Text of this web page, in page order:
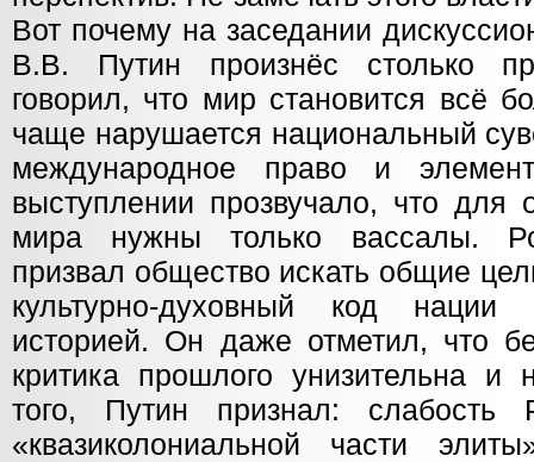
Вот почему на заседании
В.В. Путин произнёс столько
говорил, что мир становится всё
чаще нарушается национальный
международное право и
выступлении прозвучало, что для
мира нужны только вассалы.
призвал общество искать общие
культурно-духовный код
историей. Он даже отметил, что
критика прошлого унизительна и
того, Путин признал: слабость
«квазиколониальной части